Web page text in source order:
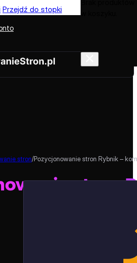
Przejdź do stopki
stron/Pozycjonowanie stron Rybnik –
stron